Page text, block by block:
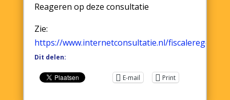
Reageren op deze consultatie
Zie:
https://www.internetconsultatie.nl/
Dit delen:
E-mail Print